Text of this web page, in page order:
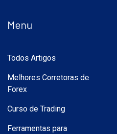
Menu
Todos Artigos
Melhores Corretoras de
Forex
Curso de Trading
Ferramentas para